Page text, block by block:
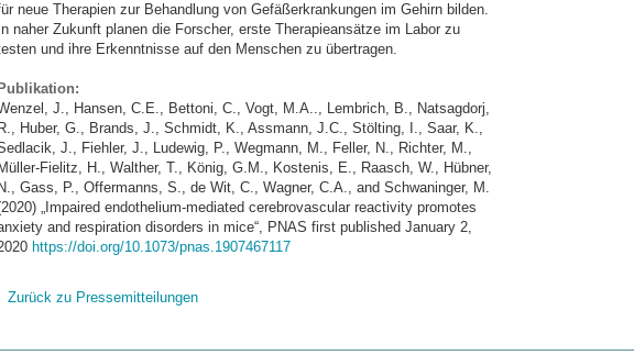
neue Therapien zur Behandlung von Gefäßerkrankungen im Gehirn bilden.
naher Zukunft planen die Forscher, erste Therapieansätze im Labor zu
und ihre Erkenntnisse auf den Menschen zu übertragen.
J., Hansen, C.E., Bettoni, C., Vogt, M.A.., Lembrich, B., Natsagdorj,
Huber, G., Brands, J., Schmidt, K., Assmann, J.C., Stölting, I., Saar, K.,
J., Fiehler, J., Ludewig, P., Wegmann, M., Feller, N., Richter, M.,
Fielitz, H., Walther, T., König, G.M., Kostenis, E., Raasch, W., Hübner,
Gass, P., Offermanns, S., de Wit, C., Wagner, C.A., and Schwaninger, M.
„Impaired endothelium-mediated cerebrovascular reactivity promotes
and respiration disorders in mice“, PNAS first published January 2,
https://doi.org/10.1073/pnas.1907467117
Zurück zu Pressemitteilungen